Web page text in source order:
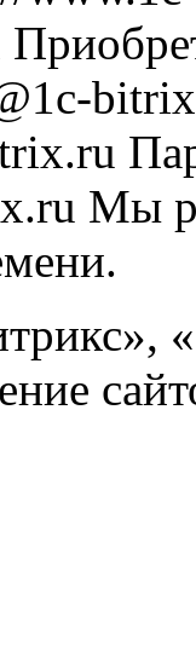
Мы